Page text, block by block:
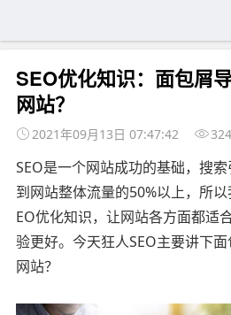
SEO优化知识：面包屑
网站？
2021年09月13日 07:47:42
SEO是一个网站成功的基础，搜
到网站整体流量的50%以上，所
EO优化知识，让网站各方面都适
验更好。今天狂人SEO主要讲下
网站？